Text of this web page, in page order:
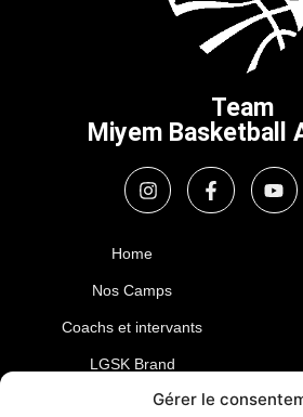
Gérer le
Team
Miyem Basketball
Home
Nos Camps
Coachs et intervants
LGSK Brand